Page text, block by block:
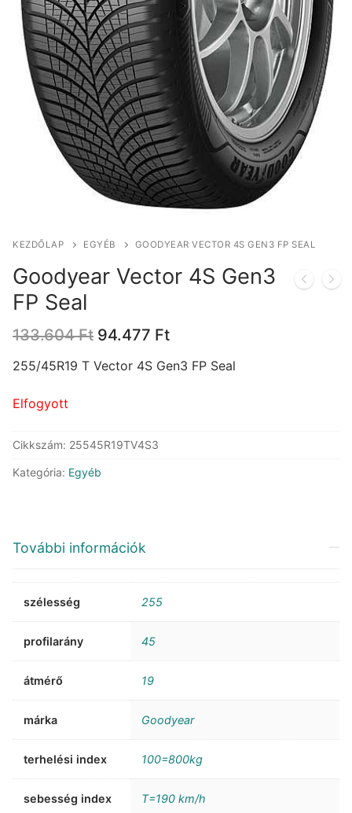
KEZDŐLAP EGYÉB GOODYEAR VECTOR 4S GEN3 FP SEAL
Goodyear Vector 4S Gen3
FP Seal
133.604Ft Original
was:
94.477 FtCurrent
is:
255/45R19 T Vector 4S Gen3 FP Seal
Elfogyott
Cikkszám: 25545R19TV4S3
Kategória: Egyéb
További információk
szélesség 255
profilarány 45
átmérő 19
márka Goodyear
terhelési index 100=800kg
sebesség index T=190 km/h